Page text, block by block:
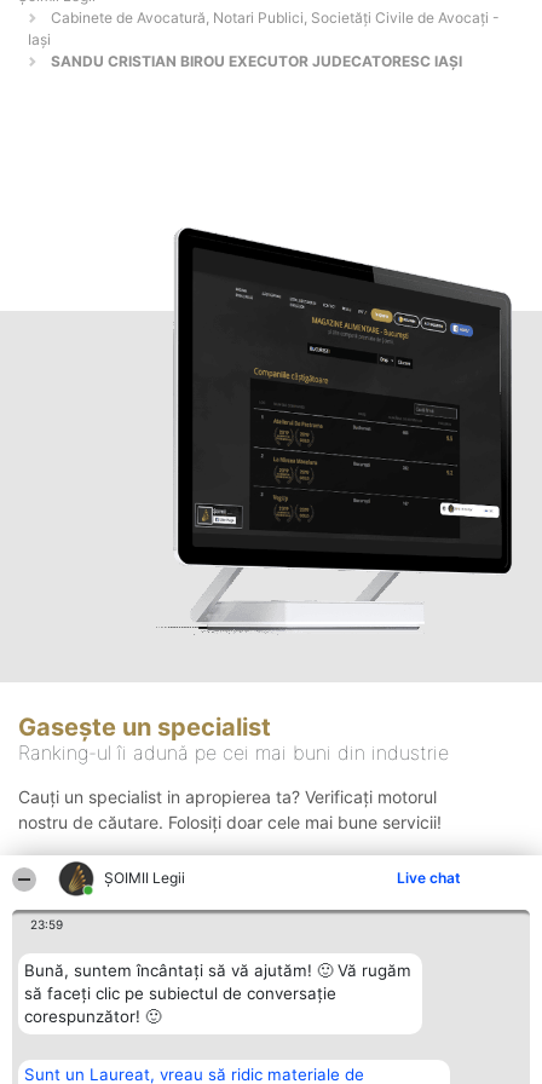
ȘOIMII Legii Live chat
23:59
Bună, suntem încântați să vă ajutăm! 🙂 Vă rugăm
să faceți clic pe subiectul de conversație
corespunzător! 🙂
Sunt un Laureat, vreau să ridic materiale de
Cabinete de Avocatură, Notari Publici, Societăți Civile de Avocați -
Iaşi
SANDU CRISTIAN BIROU EXECUTOR JUDECATORESC IAȘI
Gasește un specialist
Ranking-ul îi adună pe cei mai buni din industrie
Cauți un specialist in apropierea ta? Verificați motorul
nostru de căutare. Folosiți doar cele mai bune servicii!
Organizator Ranking Plebiscyt Contact